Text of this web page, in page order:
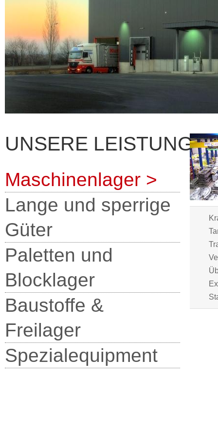
UNSERE
Maschinenlager >
Lange und sperrige
Güter
Paletten und
Blocklager
Baustoffe &
Freilager
Spezialequipment